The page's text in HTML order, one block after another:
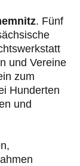
. Fünf
und Vereine
zum
Hunderten
und